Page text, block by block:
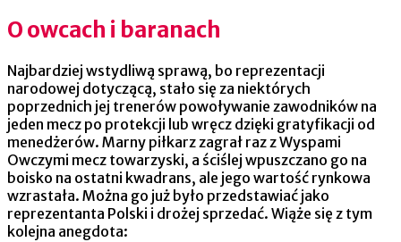
O owcach i baranach
Najbardziej wstydliwą sprawą, bo reprezentacji
narodowej dotyczącą, stało się za niektórych
poprzednich jej trenerów powoływanie zawodników na
jeden mecz po protekcji lub wręcz dzięki gratyfikacji od
menedżerów. Marny piłkarz zagrał raz z Wyspami
Owczymi mecz towarzyski, a ściślej wpuszczano go na
boisko na ostatni kwadrans, ale jego wartość rynkowa
wzrastała. Można go już było przedstawiać jako
reprezentanta Polski i drożej sprzedać. Wiąże się z tym
kolejna anegdota: